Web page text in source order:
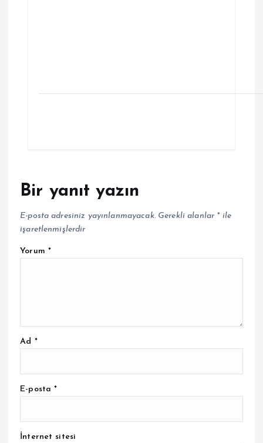
Bir yanıt yazın
E-posta adresiniz yayınlanmayacak. Gerekli alanlar *ile
işaretlenmişlerdir
Yorum *
Ad *
E-posta*
İnternet sitesi